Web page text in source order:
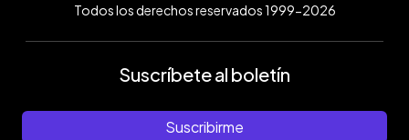
Todos los derechos reservados 1999-2026
Suscríbete al boletín
Suscribirme